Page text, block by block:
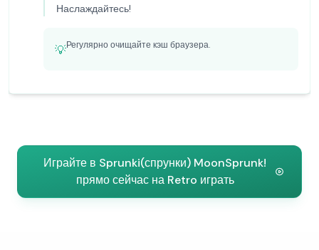
Наслаждайтесь!
💡Регулярно очищайте кэш браузера.
Играйте в Sprunki(спрунки) MoonSprunk!
прямо сейчас на Retro играть